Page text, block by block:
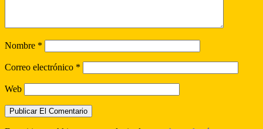
Nombre *
Correo electrónico *
Web